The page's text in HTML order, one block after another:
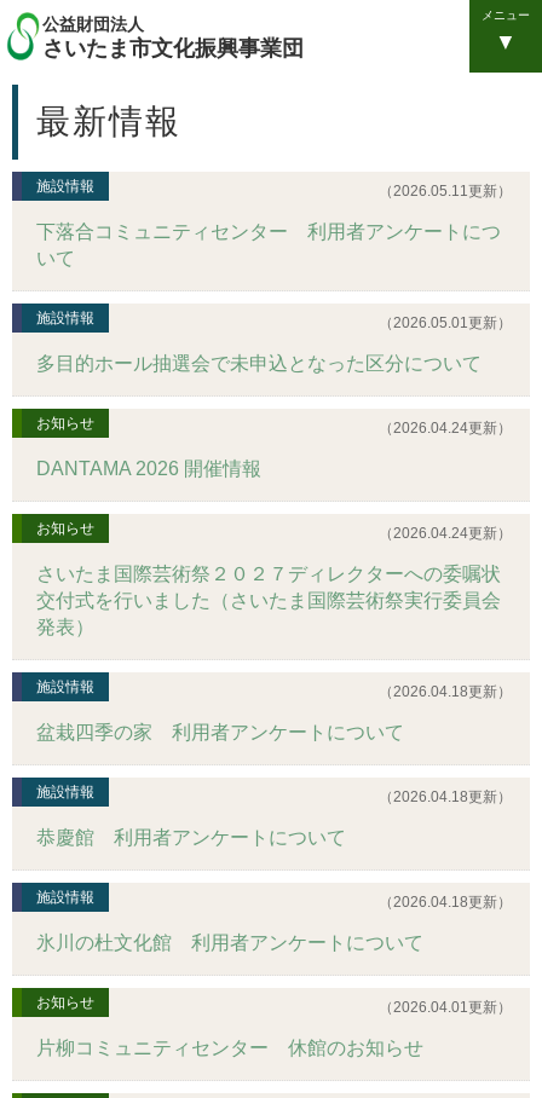
公益財団法人
さいたま市文化振興事業団
メニュー
最新情報
施設情報
下落合コミュニティセンター 利用者アンケートにつ
いて
（2026.05.11更新）
施設情報
多目的ホール抽選会で未申込となった区分について
（2026.05.01更新）
お知らせ
DANTAMA 2026 開催情報
（2026.04.24更新）
お知らせ
さいたま国際芸術祭２０２７ディレクターへの委嘱状
交付式を行いました（さいたま国際芸術祭実行委員会
発表）
（2026.04.24更新）
施設情報
盆栽四季の家 利用者アンケートについて
（2026.04.18更新）
施設情報
恭慶館 利用者アンケートについて
（2026.04.18更新）
施設情報
氷川の杜文化館 利用者アンケートについて
（2026.04.18更新）
お知らせ
片柳コミュニティセンター 休館のお知らせ
（2026.04.01更新）